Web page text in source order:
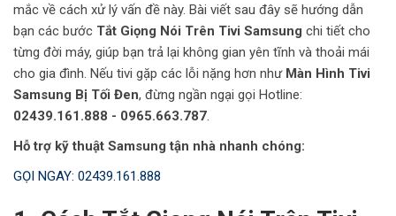
mắc về cách xử lý vấn đề này. Bài viết sau đây sẽ hướng dẫn
bạn các bước Tắt Giọng Nói Trên Tivi Samsung chi tiết cho
từng đời máy, giúp bạn trả lại không gian yên tĩnh và thoải mái
cho gia đình. Nếu tivi gặp các lỗi nặng hơn như Màn Hình Tivi
Samsung Bị Tối Đen, đừng ngần ngại gọi Hotline:
02439.161.888 - 0965.663.787
Hỗ trợ kỹ thuật Samsung tận nhà nhanh chóng:
GỌI NGAY: 02439.161.888